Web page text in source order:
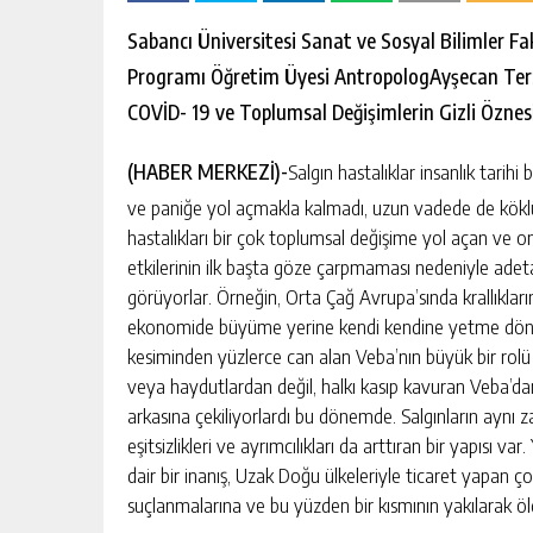
Sabancı Üniversitesi Sanat ve Sosyal Bilimler
Programı Öğretim Üyesi AntropologAyşecan
COVİD- 19 ve Toplumsal Değişimlerin Gizli
(HABER MERKEZİ)-Salgın hastalıklar insanlık
ve paniğe yol açmakla kalmadı, uzun vadede de
hastalıkları bir çok toplumsal değişime yol açan ve
etkilerinin ilk başta göze çarpmaması nedeniyle
görüyorlar. Örneğin, Orta Çağ Avrupa’sında
ekonomide büyüme yerine kendi kendine yetme
kesiminden yüzlerce can alan Veba’nın büyük bir
veya haydutlardan değil, halkı kasıp kavuran
arkasına çekiliyorlardı bu dönemde. Salgınların
eşitsizlikleri ve ayrımcılıkları da arttıran bir yapısı
dair bir inanış, Uzak Doğu ülkeleriyle ticaret yapan
suçlanmalarına ve bu yüzden bir kısmının yakılarak